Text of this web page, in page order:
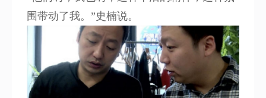
围带动了我。”史楠说。